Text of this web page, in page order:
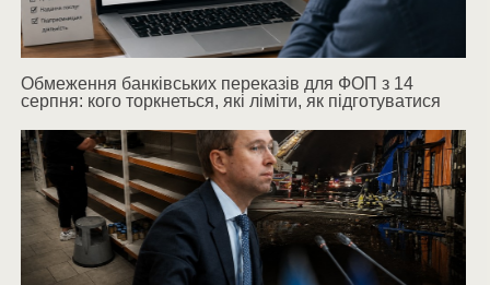
Обмеження банківських переказів для ФОП з 14
серпня: кого торкнеться, які ліміти, як підготуватися